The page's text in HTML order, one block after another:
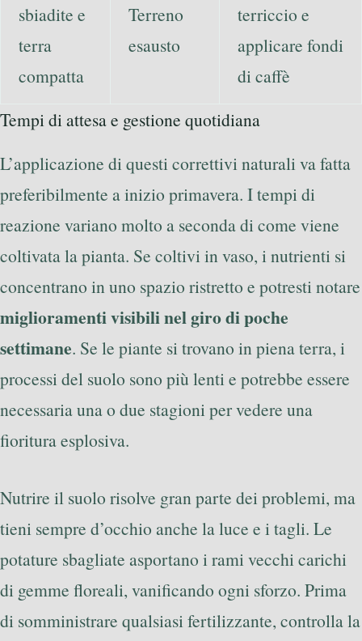
sbiadite e
terra
compatta
Terreno
esausto
terriccio e
applicare fondi
di caffè
Tempi di attesa e gestione quotidiana
L’applicazione di questi correttivi naturali va fatta
preferibilmente a inizio primavera. I tempi di
reazione variano molto a seconda di come viene
coltivata la pianta. Se coltivi in vaso, i nutrienti si
concentrano in uno spazio ristretto e potresti notare
miglioramenti visibili nel giro di poche
settimane. Se le piante si trovano in piena terra, i
processi del suolo sono più lenti e potrebbe essere
necessaria una o due stagioni per vedere una
fioritura esplosiva.
Nutrire il suolo risolve gran parte dei problemi, ma
tieni sempre d’occhio anche la luce e i tagli. Le
potature sbagliate asportano i rami vecchi carichi
di gemme floreali, vanificando ogni sforzo. Prima
di somministrare qualsiasi fertilizzante, controlla la